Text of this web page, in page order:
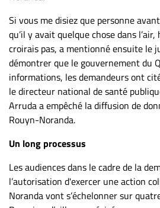
Si vous me disiez que personne
qu’il y avait quelque chose dans
croirais pas, a mentionné ensuite le
démontrer que le gouvernement du
informations, les demandeurs ont
le directeur national de santé
Arruda a empêché la diffusion de
Rouyn-Noranda.
Un long processus
Les audiences dans le cadre de la
l’autorisation d'exercer une action
Noranda vont s’échelonner sur